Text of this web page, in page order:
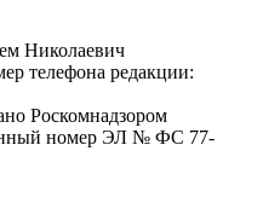
Николаевич
телефона редакции:
Роскомнадзором
номер ЭЛ № ФС 77-